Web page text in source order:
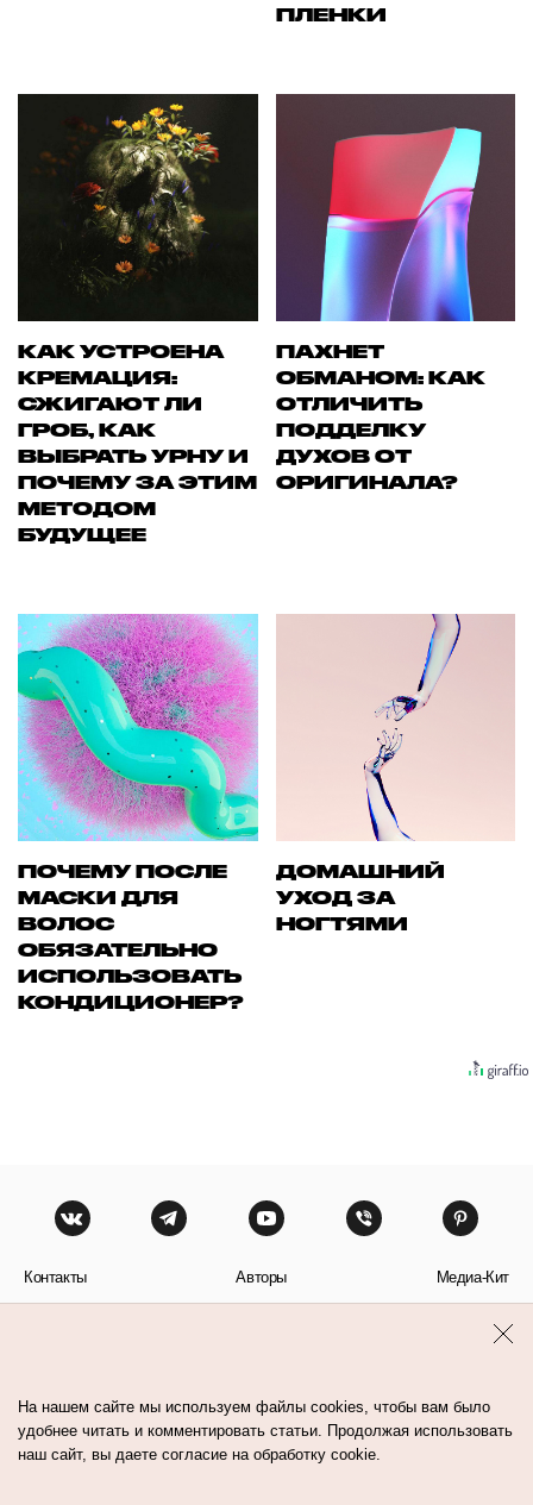
ПЛЕНКИ
КАК УСТРОЕНА
КРЕМАЦИЯ:
СЖИГАЮТ ЛИ
ГРОБ, КАК
ВЫБРАТЬ УРНУ И
ПОЧЕМУ ЗА ЭТИМ
МЕТОДОМ
БУДУЩЕЕ
ПАХНЕТ
ОБМАНОМ: КАК
ОТЛИЧИТЬ
ПОДДЕЛКУ
ДУХОВ ОТ
ОРИГИНАЛА?
ПОЧЕМУ ПОСЛЕ
МАСКИ ДЛЯ
ВОЛОС
ОБЯЗАТЕЛЬНО
ИСПОЛЬЗОВАТЬ
КОНДИЦИОНЕР?
ДОМАШНИЙ
УХОД ЗА
НОГТЯМИ
Контакты Авторы Медиа-Кит
На нашем сайте мы используем файлы cookies, чтобы вам было
удобнее читать и комментировать статьи. Продолжая использовать
наш сайт, вы даете согласие на обработку cookie.